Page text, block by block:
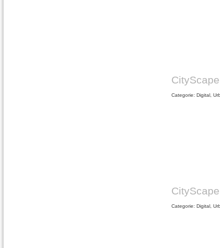
CityScape
Categorie: Digital,
CityScape
Categorie: Digital,